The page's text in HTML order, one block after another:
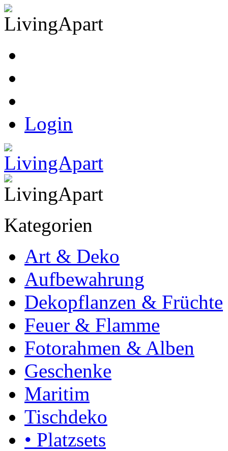
Login
Kategorien
Art & Deko
Aufbewahrung
Dekopflanzen & Früchte
Feuer & Flamme
Fotorahmen & Alben
Geschenke
Maritim
Tischdeko
• Platzsets